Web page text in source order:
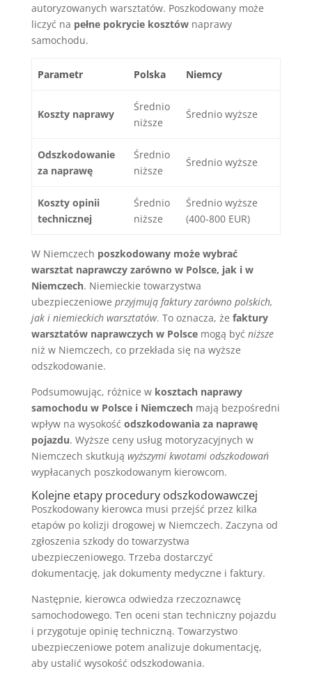
autoryzowanych warsztatów. Poszkodowany może
liczyć na pełne pokrycie kosztównaprawy
samochodu.
Parametr Polska Niemcy
Koszty naprawy
Średnio
niższe
Średnio wyższe
Odszkodowanie
za naprawę
Średnio
niższe
Średnio wyższe
Koszty opinii
technicznej
Średnio
niższe
Średnio wyższe
(400-800 EUR)
W Niemczech poszkodowany może wybrać
warsztat naprawczy zarówno w Polsce, jak i w
Niemczech. Niemieckie towarzystwa
ubezpieczeniowe przyjmują faktury zarówno polskich,
jak i niemieckich warsztatów. To oznacza, że faktury
warsztatów naprawczych w Polscemogą być niższe
niż w Niemczech, co przekłada się na wyższe
odszkodowanie.
Podsumowując, różnice w kosztach naprawy
samochodu w Polsce i Niemczechmają bezpośredni
wpływ na wysokość odszkodowania za naprawę
pojazdu. Wyższe ceny usług motoryzacyjnych w
Niemczech skutkują wyższymi kwotami odszkodowań
wypłacanych poszkodowanym kierowcom.
Kolejne etapy procedury odszkodowawczej
Poszkodowany kierowca musi przejść przez kilka
etapów po kolizji drogowej w Niemczech. Zaczyna od
zgłoszenia szkody do towarzystwa
ubezpieczeniowego. Trzeba dostarczyć
dokumentację, jak dokumenty medyczne i faktury.
Następnie, kierowca odwiedza rzeczoznawcę
samochodowego. Ten oceni stan techniczny pojazdu
i przygotuje opinię techniczną. Towarzystwo
ubezpieczeniowe potem analizuje dokumentację,
aby ustalić wysokość odszkodowania.